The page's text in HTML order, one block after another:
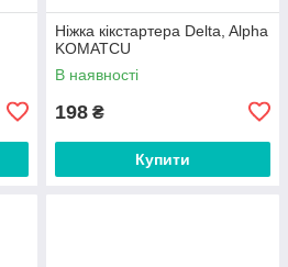
Ніжка кікстартера Delta, Alpha
KOMATCU
В наявності
198 ₴
Купити